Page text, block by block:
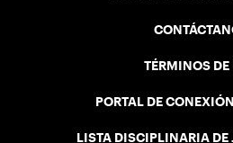
TÉRMINOS DE
PORTAL DE
LISTA DISCIPLINARIA DE